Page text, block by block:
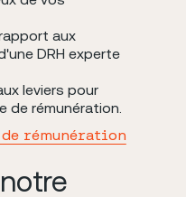
aux
DRH experte
leviers pour
de rémunération.
rémunération